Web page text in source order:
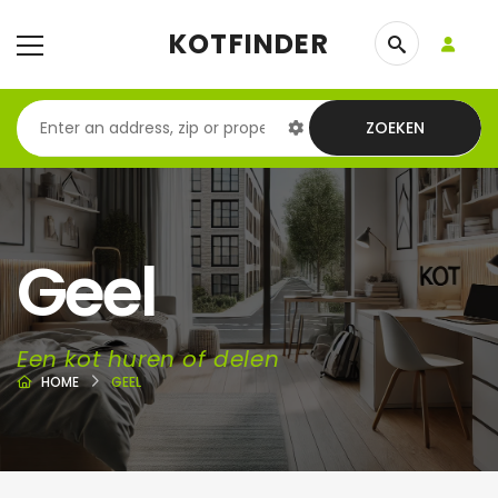
KOTFINDER
ZOEKEN
Geel
Een kot huren of delen
HOME GEEL